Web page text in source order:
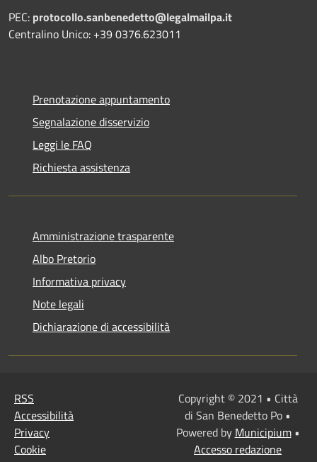
PEC: protocollo.sanbenedetto@legalmailpa.it
Centralino Unico: +39 0376.623011
Prenotazione appuntamento
Segnalazione disservizio
Leggi le FAQ
Richiesta assistenza
Amministrazione trasparente
Albo Pretorio
Informativa privacy
Note legali
Dichiarazione di accessibilità
RSS
Accessibilità
Privacy
Cookie
Copyright © 2021 • Città
di San Benedetto Po •
Powered by Municipium•
Accesso redazione